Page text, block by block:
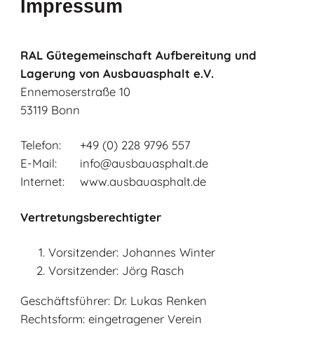
Impressum
RAL Gütegemeinschaft Aufbereitung und
Lagerung von Ausbauasphalt e.V.
Ennemoserstraße 10
53119 Bonn
Telefon:
+49 (0) 228 9796 557
E-Mail:
info@ausbauasphalt.de
Internet:
www.ausbauasphalt.de
Vertretungsberechtigter
Vorsitzender: Johannes Winter
Vorsitzender: Jörg Rasch
Geschäftsführer: Dr. Lukas Renken
Rechtsform: eingetragener Verein